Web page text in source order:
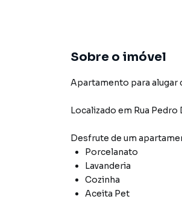
Sobre o imóvel
Apartamento para alugar
Localizado em Rua Pedro
Desfrute de um
Porcelanato
Lavanderia
Cozinha
Aceita Pet